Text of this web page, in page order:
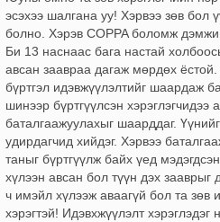
эсэхээ шалгана уу! Хэрвээ зөв бол
болно. Хэрэв COPPA боломж
Би 13 наснаас бага настай
авсан заавраа дагаж мөрдөх
бүртгэл идэвжүүлэлтийг шаардаж
шинээр бүртгүүлсэн хэрэглэгчидээ
баталгаажуулахыг шаарддаг.
удирдагчид хийдэг. Хэрвээ
таныг бүртгүүлж байх үед
хүлээн авсан бол түүн дэх зааврыг
ч имэйл хүлээж аваагүй бол та зөв
хэрэгтэй! Идэвхжүүлэлт